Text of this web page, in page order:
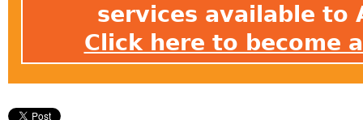
services available to
Click here to become